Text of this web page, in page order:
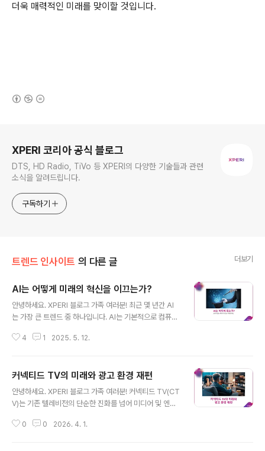
더욱 매력적인 미래를 맞이할 것입니다.
XPERI 코리아 공식 블로그
DTS, HD Radio, TiVo 등 XPERI의 다양한 기술들과 관련
소식을 알려드립니다.
구독하기
트렌드 인사이트 의 다른 글 더보기
AI는 어떻게 미래의 혁신을 이끄는가?
안녕하세요. XPERI 블로그 가족 여러분! 최근 몇 년간 AI
는 가장 큰 트렌드 중 하나입니다. AI는 기본적으로 컴퓨터
능력을 의미합니다. 하지만 그렇게 단순한 개념은 아닙니
태가 존재합니다. 자율 시스템부터 머신러닝까지, 이러한
기술의 실제 적용 분야는 매우 다양하며, 혁신적인 솔루션
부터 지능이나 자율성이 다소 떨어지는 기본적인 기능까지
이러한 기술은 새로운 것이 아닙니다. 우리 사회는 오랫동
4 1 2025. 5. 12.
커넥티드 TV의 미래와 광고 환경 재편
안녕하세요. XPERI 블로그 가족 여러분! 커넥티드 TV(CT
V)는 기존 텔레비전의 단순한 진화를 넘어 미디어 및 엔터
니다. 올해 커넥티드 TV의 급속한 성장은 인공지능의 발달
0 0 2026. 4. 1.